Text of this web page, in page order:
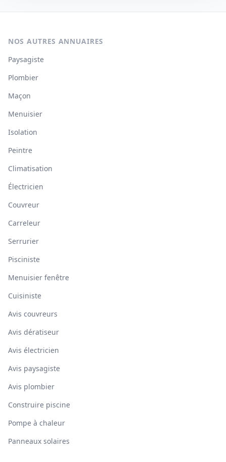
NOS AUTRES ANNUAIRES
Paysagiste
Plombier
Maçon
Menuisier
Isolation
Peintre
Climatisation
Électricien
Couvreur
Carreleur
Serrurier
Pisciniste
Menuisier fenêtre
Cuisiniste
Avis couvreurs
Avis dératiseur
Avis électricien
Avis paysagiste
Avis plombier
Construire piscine
Pompe à chaleur
Panneaux solaires